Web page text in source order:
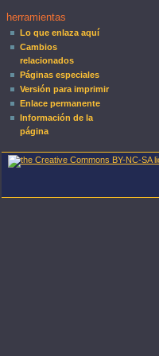
herramientas
Lo que enlaza aquí
Cambios
relacionados
Páginas especiales
Versión para imprimir
Enlace permanente
Información de la
página